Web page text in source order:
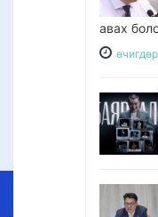
авах
өчигдѳр